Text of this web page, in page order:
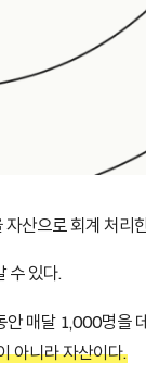
산으로 회계 처리
수 있다.
안 매달 1,000명을
아니라 자산이다.